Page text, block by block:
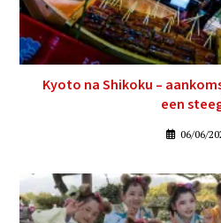
Kyoto na Shikoku –
een
06/06/